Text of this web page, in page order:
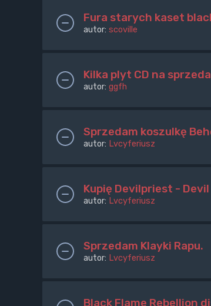
Fura starych kaset
autor: scoville
Kilka plyt CD na
autor: ggfh
Sprzedam koszulkę
autor: Lvcyferiusz
Kupię Devilpriest -
autor: Lvcyferiusz
Sprzedam Klayki Rapu.
autor: Lvcyferiusz
Black Flame Rebellion